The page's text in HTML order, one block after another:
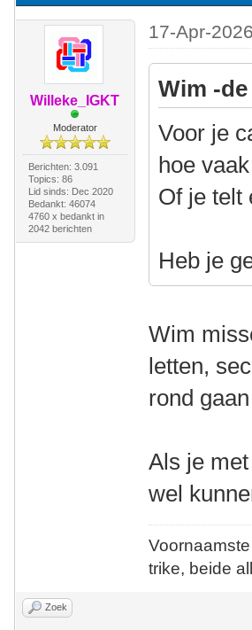
Willeke_IGKT
Moderator
Berichten: 3.091
Topics: 86
Lid sinds: Dec 2020
Bedankt: 46074
4760 x bedankt in
2042 berichten
17-Apr-
Wim -
Voor je
hoe
Of je telt
Heb je
Wim
letten,
rond
Als je
wel
trike, beide
Zoek